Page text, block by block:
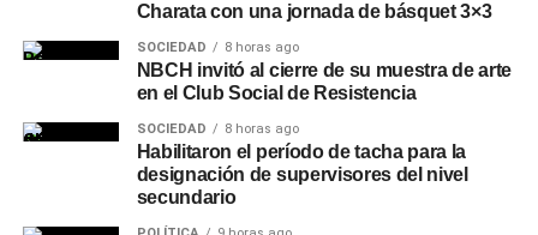
Charata con una jornada de básquet 3×3
SOCIEDAD 8 horas ago
NBCH invitó al cierre de su muestra de arte
en el Club Social de Resistencia
SOCIEDAD 8 horas ago
Habilitaron el período de tacha para la
designación de supervisores del nivel
secundario